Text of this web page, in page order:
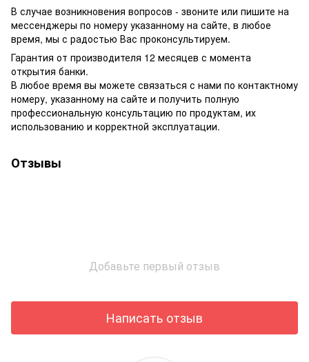
В случае возникновения вопросов - звоните или пишите на
мессенджеры по номеру указанному на сайте, в любое
время, мы с радостью Вас проконсультируем.
Гарантия от производителя 12 месяцев с момента
открытия банки.
В любое время вы можете связаться с нами по контактному
номеру, указанному на сайте и получить полную
профессиональную консультацию по продуктам, их
использованию и корректной эксплуатации.
Отзывы
Добавьте первый отзыв
Написать отзыв